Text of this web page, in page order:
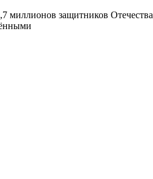
миллионов защитников Отечества